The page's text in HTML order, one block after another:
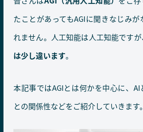
たことがあってもAGIに聞きなじみ
れません。人工知能は人工知能ですが
は少し違います。
本記事ではAGIとは何かを中心に、AI
との関係性などをご紹介していきます。